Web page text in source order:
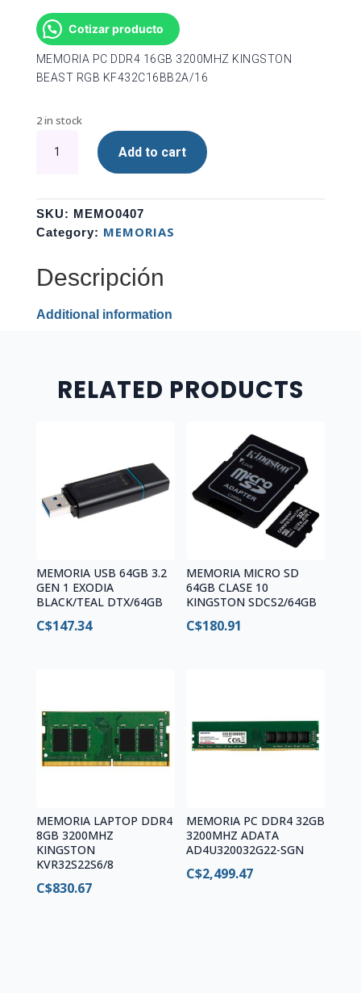
Cotizar producto
MEMORIA PC DDR4 16GB 3200MHZ KINGSTON
BEAST RGB KF432C16BB2A/16
2 in stock
3200MHZ
KINGSTON
RGB
KF432C16BB2A/16
Add to cart
SKU: MEMO0407
Category: MEMORIAS
Descripción
Additional information
RELATED PRODUCTS
MEMORIA USB 64GB 3.2
GEN 1 EXODIA
BLACK/TEAL DTX/64GB
C$147.34
MEMORIA MICRO SD
64GB CLASE 10
KINGSTON SDCS2/64GB
C$180.91
MEMORIA LAPTOP DDR4
8GB 3200MHZ
KINGSTON
KVR32S22S6/8
C$830.67
MEMORIA PC DDR4 32GB
3200MHZ ADATA
AD4U320032G22-SGN
C$2,499.47